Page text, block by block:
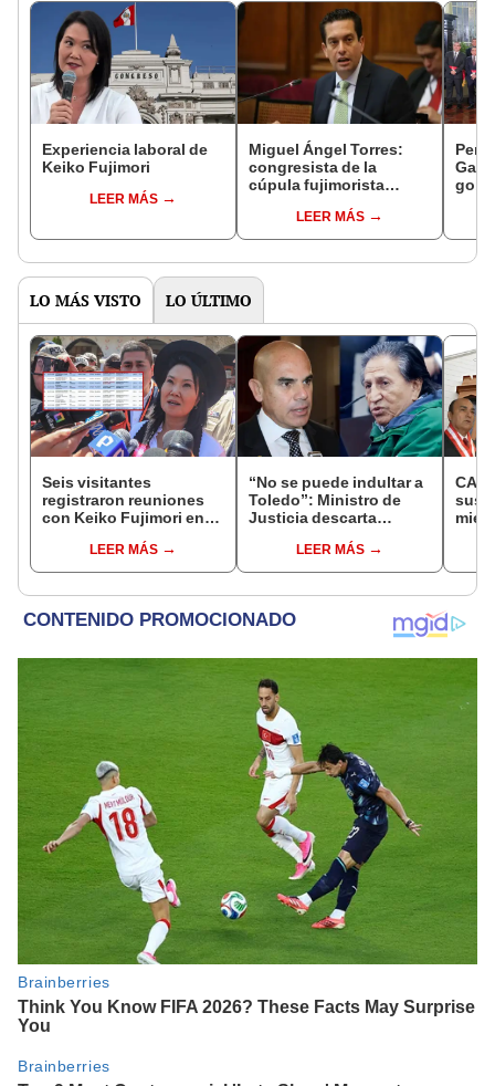
Experiencia laboral de
Keiko Fujimori
LEER MÁS
Miguel Ángel Torres:
congresista de la
cúpula fujimorista
del SenadoLEER MÁS
LO MÁS VISTO LO ÚLTIMO
Seis visitantes
registraron reuniones
con Keiko Fujimori en
presidenta se
encontraba en Junín
LEER MÁS
“No se puede indultar a
Toledo”: Ministro de
Justicia descarta
exmandatario
LEER MÁS
CAL